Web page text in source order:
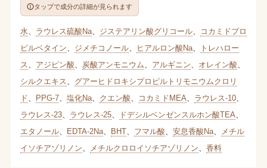
タップで成分の詳細が見られます
水 ラウレス硫酸Na、 ジステアリン酸グリコール、
コカミドプロ
ピルベタイン
ジメチコノール、 ヒアルロン酸Na、
トレハロー
ス
アジピン酸 炭酸アンモニウム アルギニン オレイン酸
シルクエキス
グアーヒドロキシプロピルトリモニウムクロリ
ド
PPG-7、 塩化Na、 クエン酸 コカミドMEA ラウレス-10、
ラウレス-23、 ラウレス-25、 ドデシルベンゼンスルホン酸TEA
エタノール、 EDTA-2Na、 BHT、 フマル酸 安息香酸Na、
メチル
イソチアゾリノン
メチルクロロイソチアゾリノン 香料